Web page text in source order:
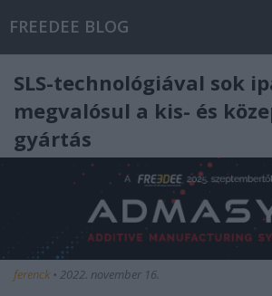
FREEDEE BLOG
SLS-technológiával sok
megvalósul a kis- és
gyártás
ferenck • 2022. november 16.